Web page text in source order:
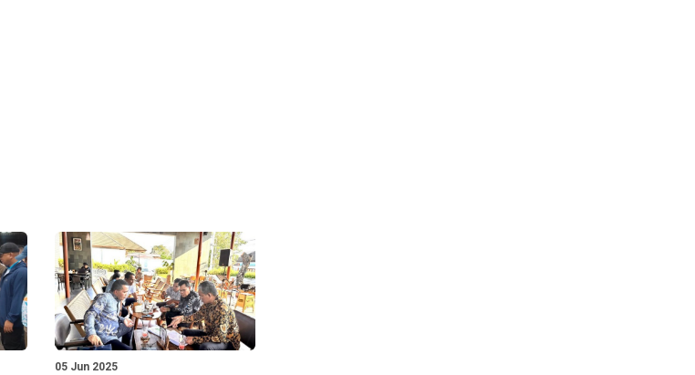
05 Jun 2025